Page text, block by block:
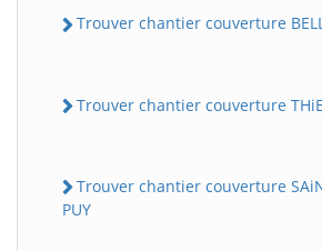
Trouver chantier couverture
Trouver chantier couverture
Trouver chantier couverture
PUY